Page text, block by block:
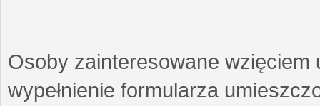
Osoby zainteresowane wzięciem
wypełnienie formularza